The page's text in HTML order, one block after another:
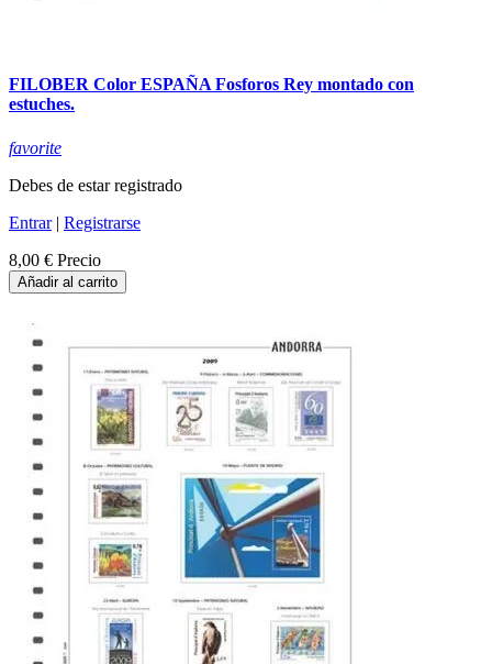
FILOBER Color ESPAÑA Fosforos Rey montado con
estuches.
favorite
Debes de estar registrado
Entrar| Registrarse
8,00 € Precio
Añadir al carrito